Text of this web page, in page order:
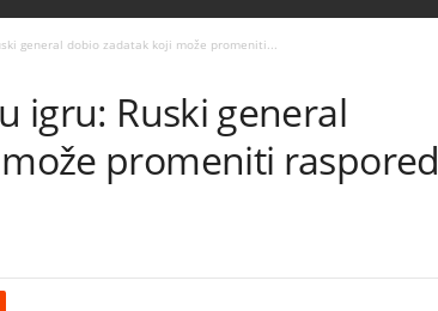
general dobio zadatak koji može promeniti...
igru: Ruski general
promeniti raspored